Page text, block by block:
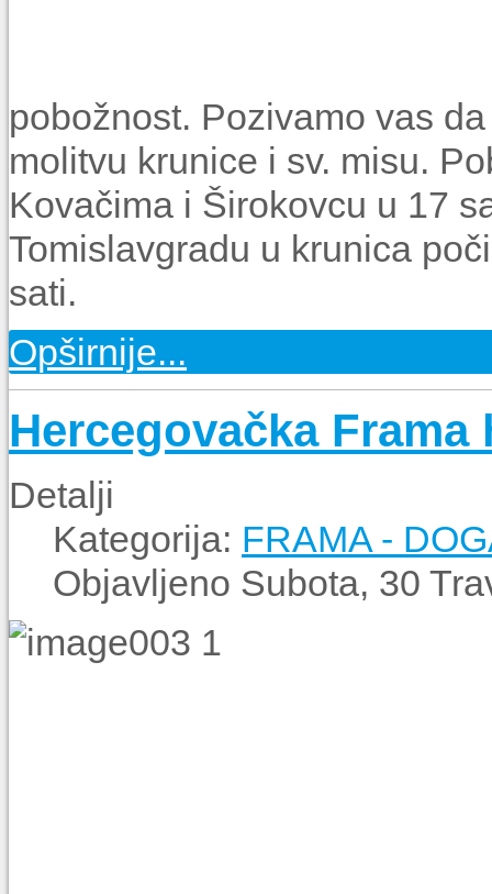
pobožnost. Pozivamo vas
molitvu krunice i sv. misu.
Kovačima i Širokovcu u 17
Tomislavgradu u krunica
sati.
Opširnije...
Hercegovačka
Detalji
Kategorija: FRAMA -
Objavljeno Subota, 30